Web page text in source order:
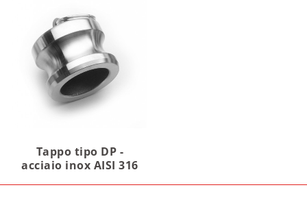
Tappo tipo DP -
acciaio inox AISI 316